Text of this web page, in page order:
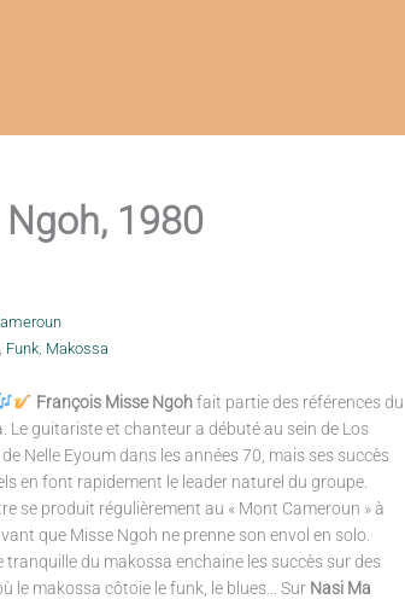
1980
Funk, Makossa
François Misse Ngohfait partie des références du
Le guitariste et chanteur a débuté au sein de Los
Nelle Eyoum dans les années 70, mais ses succès
en font rapidement le leader naturel du groupe.
se produit régulièrement au « Mont Cameroun » à
que Misse Ngoh ne prenne son envol en solo.
tranquille du makossa enchaine les succès sur des
le makossa côtoie le funk, le blues… Sur Nasi Ma